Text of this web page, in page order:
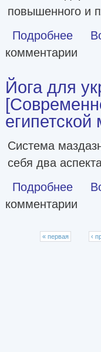
повышенного и
Подробнее о
комментарии
Йога для
Система
себя два
Подробнее о Йога
комментарии
Страницы
« первая ‹